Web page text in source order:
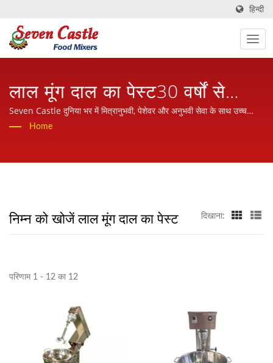
हिन्दी
लाल मूंग दाल का पेस्ट30 वर्षों से
खोजा गया | खाद्य प्रसंस्करण
Seven Castle
Seven Castle दुनिया भर में मित्रानुभवी, पेशेवर और अनुभवी सेवा के साथ उच्च
गुणवत्ता और विश्वसनीय कुकिंग मिक्सर्स प्रदान करता है।
Home
निम्न को खोजें लाल मूंग दाल का पेस्ट दिखाना:
परिणाम 1 - 12 का 12